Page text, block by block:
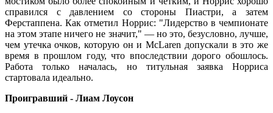
справился с давлением со стороны Пиастри, а затем
Ферстаппена. Как отметил Норрис: "Лидерство в чемпионате
на этом этапе ничего не значит," — но это, безусловно, лучше,
чем утечка очков, которую он и McLaren допускали в это же
время в прошлом году, что впоследствии дорого обошлось.
Работа только началась, но титульная заявка Норриса
стартовала идеально.
Проигравший - Лиам Лоусон